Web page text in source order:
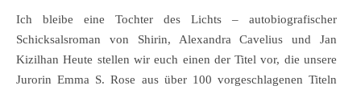
Ich bleibe eine Tochter des Lichts – autobiografischer
Schicksalsroman von Shirin, Alexandra Cavelius und Jan
Kizilhan Heute stellen wir euch einen der Titel vor, die unsere
Jurorin Emma S. Rose aus über 100 vorgeschlagenen Titeln